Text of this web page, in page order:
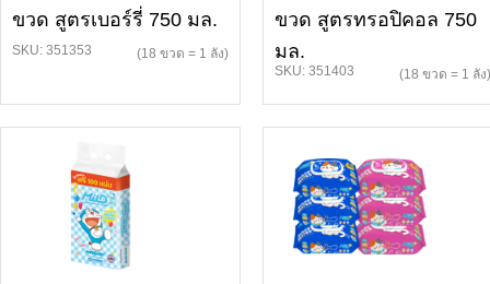
ขวด สูตรเบอร์รี่ 750 มล.
SKU: 351353 (18 ขวด = 1 ลัง)
ขวด สูตรทรอปิคอล 750
มล.
SKU: 351403 (18 ขวด = 1 ลัง)